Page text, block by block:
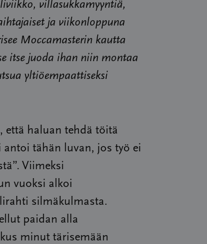
villasukkamyyntiä,
ja viikonloppuna
Moccamasterin kautta
itse juoda ihan niin montaa
yltiöempaattiseksi
että haluan tehdä töitä
antoi tähän luvan, jos työ ei
Viimeksi
vuoksi alkoi
silmäkulmasta.
paidan alla
minut tärisemään